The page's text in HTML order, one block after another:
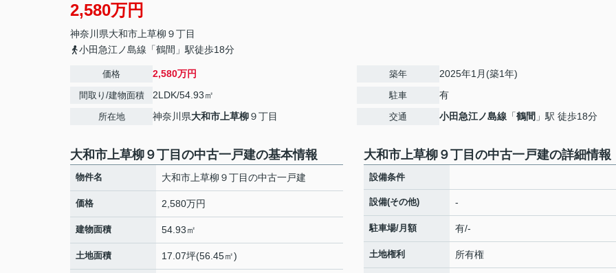
2,580万円
神奈川県大和市 上草柳 ９丁目
小田急江ノ島線「鶴間」駅徒歩18分
価格 2,580万円
間取り/建物面積 2LDK/54.93㎡
所在地 神奈川県大和市 上草柳９丁目
築年 2025年1月(築1年)
駐車 有
交通 小田急江ノ島線 「鶴間 」駅 徒歩18分
大和市上草柳９丁目の中古一戸建の基本情報
物件名 大和市上草柳９丁目の中古一戸建
価格 2,580万円
建物面積 54.93㎡
土地面積 17.07坪(56.45㎡)
大和市上草柳９丁目の中古一戸建の詳細情報
設備条件
設備(その他) -
駐車場/月額 有/-
土地権利 所有権